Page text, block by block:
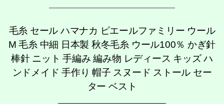
毛糸 セール ハマナカ ピエールファミリー ウール
M 毛糸 中細 日本製 秋冬毛糸 ウール100％ かぎ針
棒針 ニット 手編み 編み物 レディース キッズ ハ
ンドメイド 手作り 帽子 スヌード ストール セー
ター ベスト